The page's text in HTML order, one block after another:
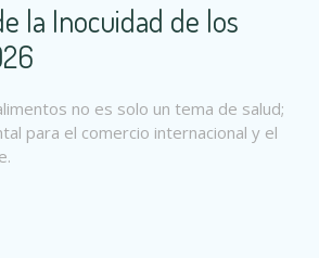
la Inocuidad de los
no es solo un tema de salud;
para el comercio internacional y el